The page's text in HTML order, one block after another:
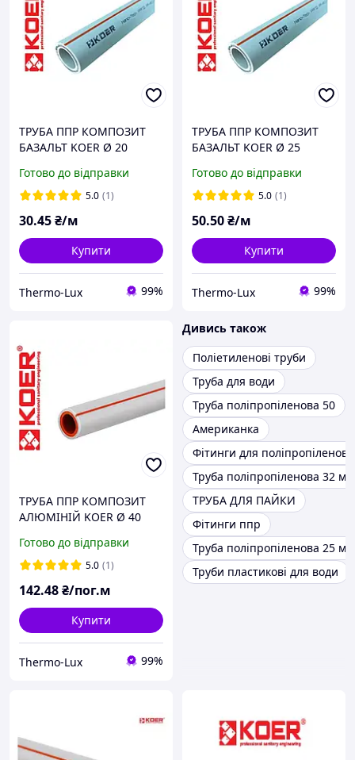
ТРУБА ППР КОМПОЗИТ
БАЗАЛЬТ KOER Ø 20
Готово до відправки
5.0 (1)
30.45₴/м
Купити
Thermo-Lux 99%
ТРУБА ППР КОМПОЗИТ
БАЗАЛЬТ KOER Ø 25
Готово до відправки
5.0 (1)
50.50₴/м
Купити
Thermo-Lux 99%
ТРУБА ППР КОМПОЗИТ
АЛЮМІНІЙ KOER Ø 40
Готово до відправки
5.0 (1)
142.48₴/пог.м
Купити
Thermo-Lux 99%
Дивись також
Поліетиленові труби
Труба для води
Труба поліпропіленова 50
Американка
Фітинги для
Труба поліпропіленова 32 мм
ТРУБА ДЛЯ ПАЙКИ
Фітинги ппр
Труба поліпропіленова 25 мм
Труби пластикові для води